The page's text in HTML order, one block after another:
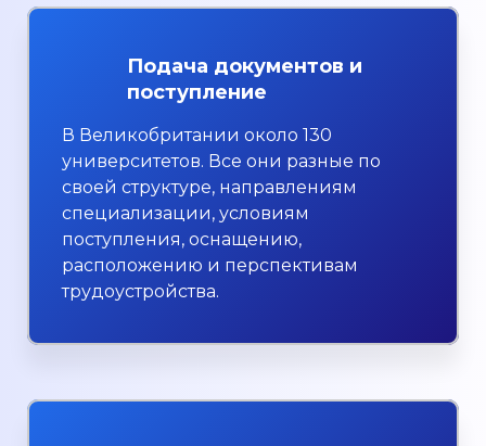
Подача документов и
поступление
В Великобритании около 130
университетов. Все они разные по
своей структуре, направлениям
специализации, условиям
поступления, оснащению,
расположению и перспективам
трудоустройства.